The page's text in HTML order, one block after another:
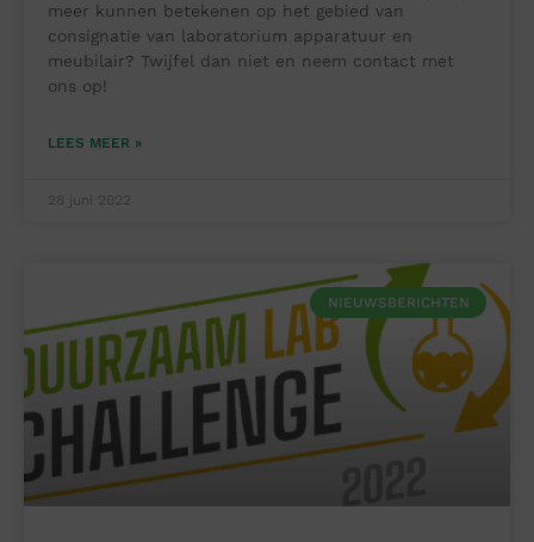
meer kunnen betekenen op het gebied van
consignatie van laboratorium apparatuur en
meubilair? Twijfel dan niet en neem contact met
ons op!
LEES MEER »
28 juni 2022
NIEUWSBERICHTEN